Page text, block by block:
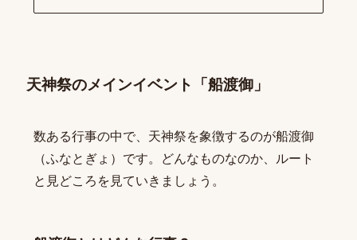
天神祭のメインイベント「船渡御」
数ある行事の中で、天神祭を象徴するのが船渡御
（ふなとぎょ）です。どんなものなのか、ルート
と見どころを見ていきましょう。